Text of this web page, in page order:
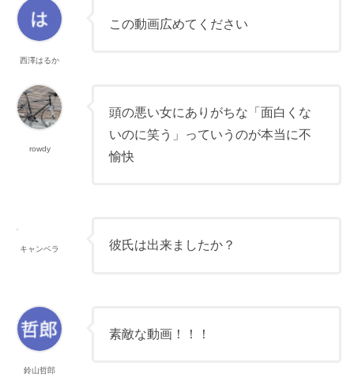
西澤はるか
この動画広めてください
rowdy
頭の悪い女にありがちな「面白くな
いのに笑う」っていうのが本当に不
愉快
キャンベラ 彼氏は出来ましたか？
鈴山哲郎
素敵な動画！！！